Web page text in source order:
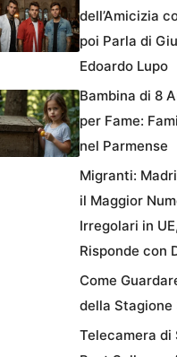
dell’Amicizia
poi Parla di
Edoardo Lupo
Bambina di 8
per Fame:
nel Parmense
Migranti:
il Maggior
Irregolari in
Risponde con
Come
della Stagione
Telecamera di